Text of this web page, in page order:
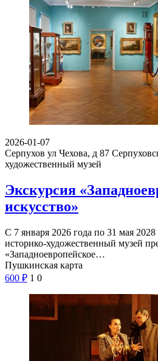
2026-01-07
Серпухов ул Чехова, д 87
художественный музей
Экскурсия
искусство»
С 7 января 2026 года по 31 мая
историко-художественный музей
«Западноевропейское…
Пушкинская карта
600 ₽ 1 0